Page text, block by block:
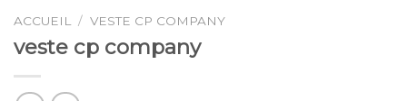
ACCUEIL / VESTE CP COMPANY
veste cp company